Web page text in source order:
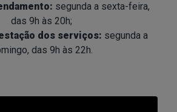
segunda a sexta-feira,
das 9h às 20h;
dos serviços: segunda a
das 9h às 22h.